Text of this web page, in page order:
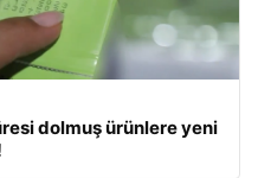
dolmuş ürünlere yeni